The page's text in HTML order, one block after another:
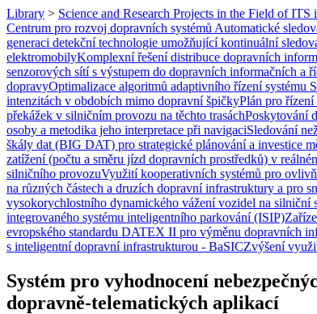
Library > Science and Research Projects in the Field of
Centrum pro rozvoj dopravních systémů Automatické
generaci detekční technologie umožňující kontinuální
elektromobilyKomplexní řešení distribuce dopravních
senzorových sítí s výstupem do dopravních informačních a
dopravyOptimalizace algoritmů adaptivního řízení systému
intenzitách v obdobích mimo dopravní špičkyPlán pro
překážek v silničním provozu na těchto trasáchPoskytování
osoby a metodika jeho interpretace při navigaciSledování
škály dat (BIG DAT) pro strategické plánování a investice
zatížení (počtu a směru jízd dopravních prostředků) v
silničního provozuVyužití kooperativních systémů pro
na různých částech a druzích dopravní infrastruktury a pro
vysokorychlostního dynamického vážení vozidel na silniční
integrovaného systému inteligentního parkování (ISIP)
evropského standardu DATEX II pro výměnu dopravních
s inteligentní dopravní infrastrukturou - BaSICZvýšení
Systém pro vyhodnocení
dopravně-telematických aplikací